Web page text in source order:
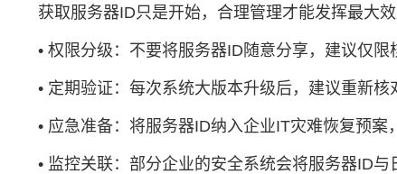
获取服务器ID只是开始，合理管理才能发挥最大效
• 权限分级：不要将服务器ID随意分享，建议仅
• 定期验证：每次系统大版本升级后，建议重新
• 应急准备：将服务器ID纳入企业IT灾难恢复预案
• 监控关联：部分企业的安全系统会将服务器ID